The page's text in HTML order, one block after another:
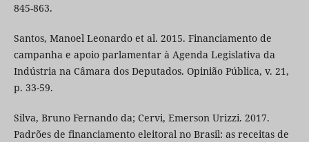
845-863.
Santos, Manoel Leonardo et al. 2015. Financiamento de
campanha e apoio parlamentar à Agenda Legislativa da
Indústria na Câmara dos Deputados. Opinião Pública, v. 21,
p. 33-59.
Silva, Bruno Fernando da; Cervi, Emerson Urizzi. 2017.
Padrões de financiamento eleitoral no Brasil: as receitas de